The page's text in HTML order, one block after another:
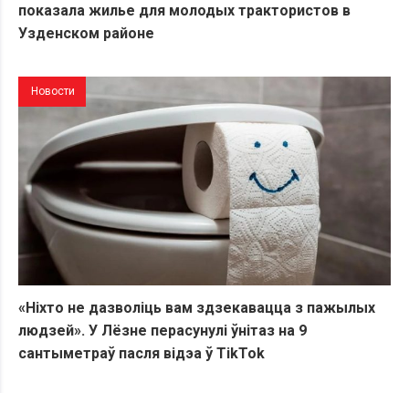
показала жилье для молодых трактористов в
Узденском районе
Новости
«Ніхто не дазволіць вам здзекавацца з пажылых
людзей». У Лёзне перасунулі ўнітаз на 9
сантыметраў пасля відэа ў TikTok